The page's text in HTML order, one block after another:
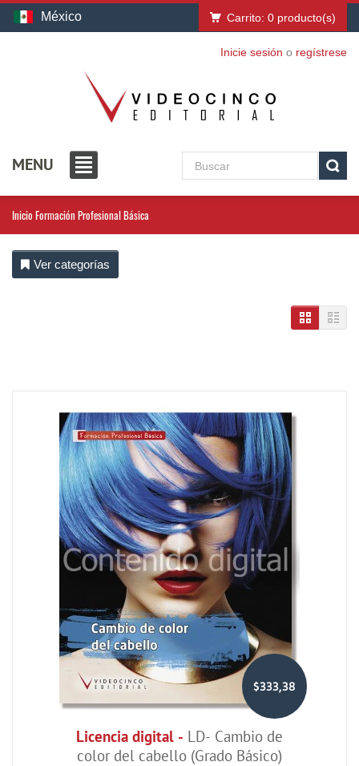
México Carrito: 0 producto(s)
Inicie sesión o regístrese
MENU
Inicio Formación Profesional Básica
Ver categorías
$333,38
Licencia digital - LD- Cambio de
color del cabello (Grado Básico)